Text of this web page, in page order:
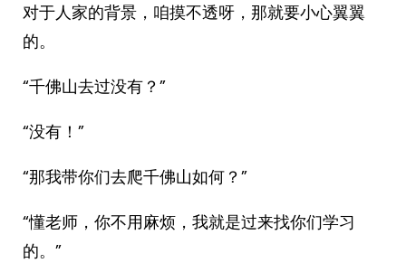
对于人家的背景，咱摸不透呀，那就要小心翼翼
的。
“千佛山去过没有？”
“没有！”
“那我带你们去爬千佛山如何？”
“懂老师，你不用麻烦，我就是过来找你们学习
的。”